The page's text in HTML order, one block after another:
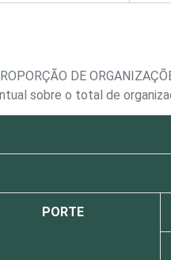
DE
sobre o total de
PORTE